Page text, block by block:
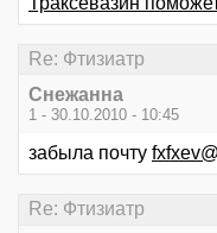
Re: Фтизиатр
Cнежанна
1 - 30.10.2010 - 10:45
забыла почту
Re: Фтизиатр